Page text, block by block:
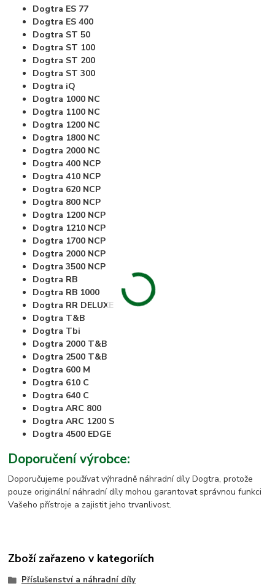
Dogtra ES 77
Dogtra ES 400
Dogtra ST 50
Dogtra ST 100
Dogtra ST 200
Dogtra ST 300
Dogtra iQ
Dogtra 1000 NC
Dogtra 1100 NC
Dogtra 1200 NC
Dogtra 1800 NC
Dogtra 2000 NC
Dogtra 400 NCP
Dogtra 410 NCP
Dogtra 620 NCP
Dogtra 800 NCP
Dogtra 1200 NCP
Dogtra 1210 NCP
Dogtra 1700 NCP
Dogtra 2000 NCP
Dogtra 3500 NCP
Dogtra RB
Dogtra RB 1000
Dogtra RR DELUXE
Dogtra T&B
Dogtra Tbi
Dogtra 2000 T&B
Dogtra 2500 T&B
Dogtra 600 M
Dogtra 610 C
Dogtra 640 C
Dogtra ARC 800
Dogtra ARC 1200 S
Dogtra 4500 EDGE
Doporučení výrobce:
Doporučujeme používat výhradně náhradní díly Dogtra, protože
pouze originální náhradní díly mohou garantovat správnou funkci
Vašeho přístroje a zajistit jeho trvanlivost.
Zboží zařazeno v kategoriích
Příslušenství a náhradní díly